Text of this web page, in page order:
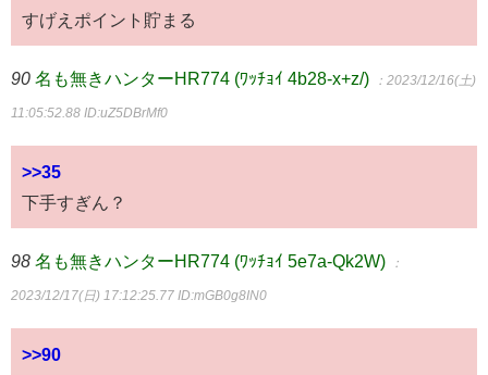
すげえポイント貯まる
90 名も無きハンターHR774 (ﾜｯﾁｮｲ 4b28-x+z/) ：2023/12/16(土)
11:05:52.88 ID:uZ5DBrMf0
>>35
下手すぎん？
98 名も無きハンターHR774 (ﾜｯﾁｮｲ 5e7a-Qk2W) ：
2023/12/17(日) 17:12:25.77 ID:mGB0g8IN0
>>90